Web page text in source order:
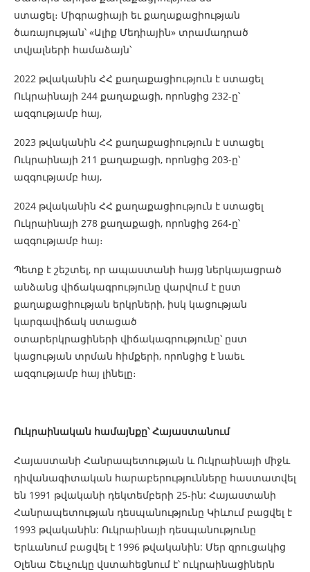
ստացել։ Միգրացիայի եւ քաղաքացիության
ծառայության՝ «Ալիք Մեդիային» տրամադրած
տվյալների համաձայն՝
2022 թվականին ՀՀ քաղաքացիություն է ստացել
Ուկրաինայի 244 քաղաքացի, որոնցից 232-ը՝
ազգությամբ հայ,
2023 թվականին ՀՀ քաղաքացիություն է ստացել
Ուկրաինայի 211 քաղաքացի, որոնցից 203-ը՝
ազգությամբ հայ,
2024 թվականին ՀՀ քաղաքացիություն է ստացել
Ուկրաինայի 278 քաղաքացի, որոնցից 264-ը՝
ազգությամբ հայ։
Պետք է շեշտել, որ ապաստանի հայց ներկայացրած
անձանց վիճակագրությունը վարվում է ըստ
քաղաքացիության երկրների, իսկ կացության
կարգավիճակ ստացած
օտարերկրացիների վիճակագրությունը՝ ըստ
կացության տրման հիմքերի, որոնցից է նաեւ
ազգությամբ հայ լինելը։
Ուկրաինական համայնքը՝ Հայաստանում
Հայաստանի Հանրապետության և Ուկրաինայի միջև
դիվանագիտական հարաբերությունները հաստատվել
են 1991 թվականի դեկտեմբերի 25-ին: Հայաստանի
Հանրապետության դեսպանությունը Կիևում բացվել է
1993 թվականին: Ուկրաինայի դեսպանությունը
Երևանում բացվել է 1996 թվականին: Մեր զրուցակից
Օլենա Շեւչուկը վստահեցնում է՝ ուկրաինացիներն